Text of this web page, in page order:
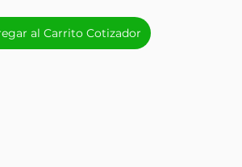
al Carrito Cotizador